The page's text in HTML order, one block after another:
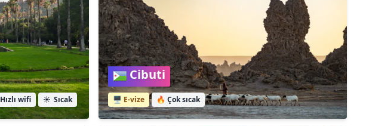
Hızlı wifi ☀️ Sıcak
Cibuti
🖥️ E-vize 🔥 Çok sıcak